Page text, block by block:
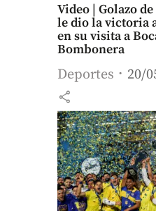
Video | Golazo
le dio la victoria
en su visita a
Bombonera
Deportes 20/
share